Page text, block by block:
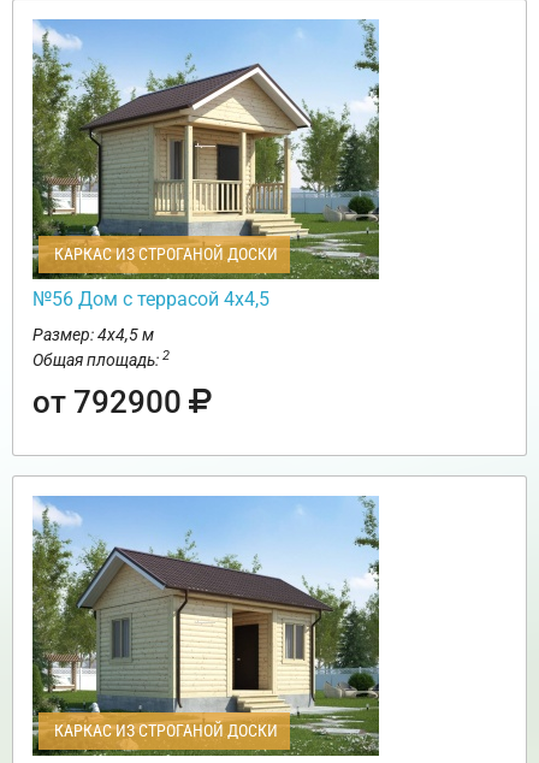
КАРКАС ИЗ СТРОГАНОЙ ДОСКИ
№56 Дом с террасой 4х4,5
Размер: 4х4,5 м
Общая площадь: 2
от 792900
КАРКАС ИЗ СТРОГАНОЙ ДОСКИ